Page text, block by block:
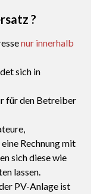
?
nur innerhalb
sich in
für den Betreiber
Rechnung mit
sich diese wie
lassen.
PV-Anlage ist